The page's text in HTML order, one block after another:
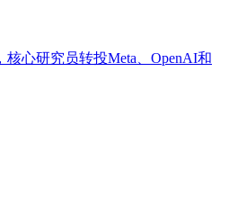
心研究员转投Meta、OpenAI和